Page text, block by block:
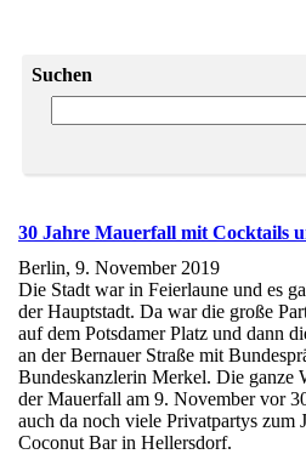
Suchen
30 Jahre Mauerfall mit Cocktails
Berlin, 9. November 2019
Die Stadt war in Feierlaune und es
der Hauptstadt. Da war die große
auf dem Potsdamer Platz und dann
an der Bernauer Straße mit
Bundeskanzlerin Merkel. Die ganze
der Mauerfall am 9. November vor
auch da noch viele Privatpartys zum
Coconut Bar in Hellersdorf.